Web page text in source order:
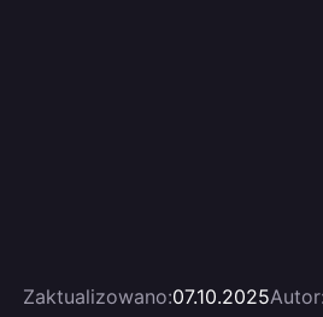
Zaktualizowano:07.10.2025Autor: